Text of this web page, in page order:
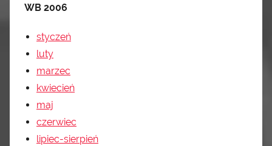
WB 2006
styczeń
luty
marzec
kwiecień
maj
czerwiec
lipiec-sierpień